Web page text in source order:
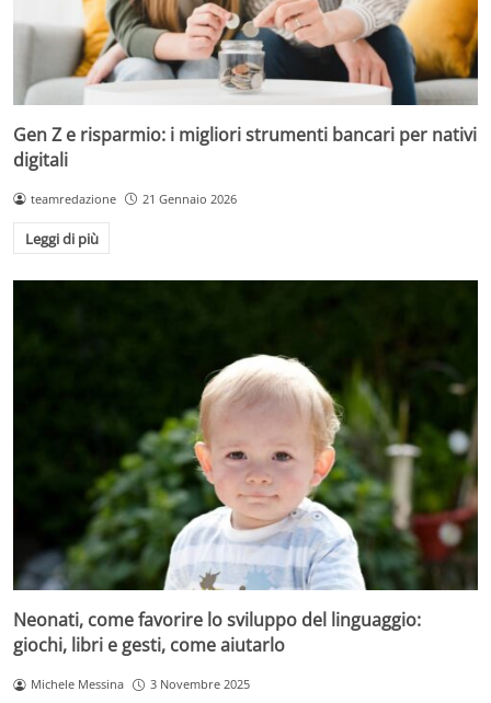
Gen Z e risparmio: i migliori strumenti bancari per nativi
digitali
teamredazione 21 Gennaio 2026
Leggi di più
Neonati, come favorire lo sviluppo del linguaggio:
giochi, libri e gesti, come aiutarlo
Michele Messina 3 Novembre 2025